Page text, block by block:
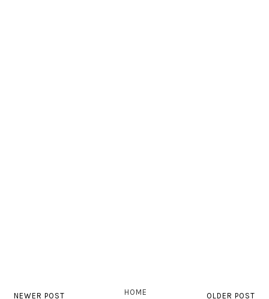
NEWER POST OLDER POST
HOME